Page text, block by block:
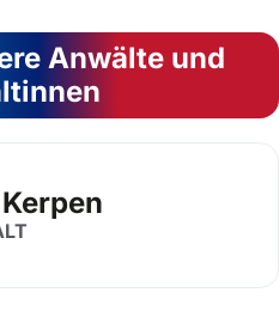
Anwälte und